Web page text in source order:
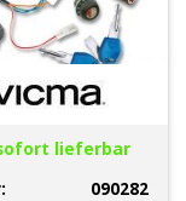
lieferbar
090282